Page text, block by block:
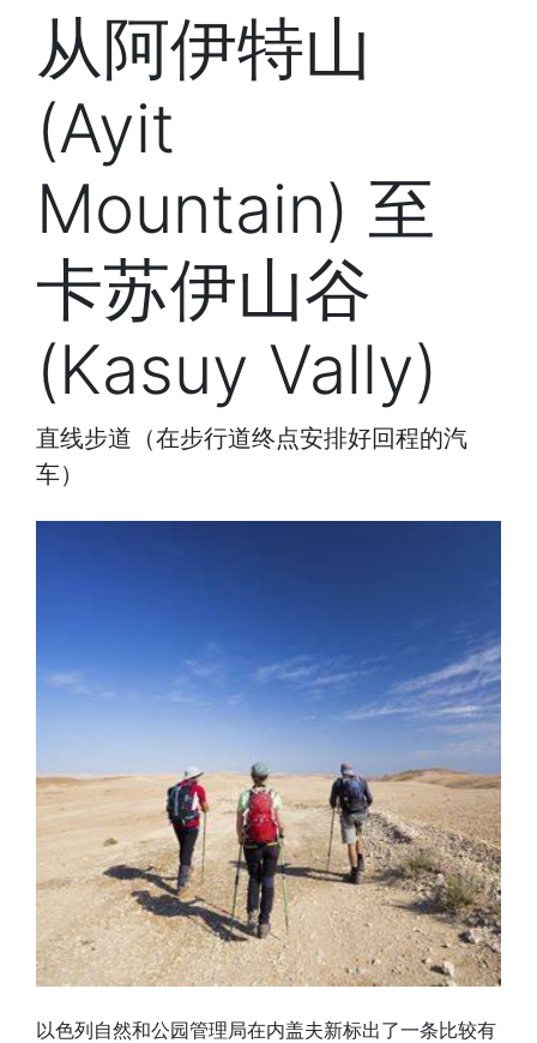
从阿伊特山
(Ayit
Mountain) 至
卡苏伊山谷
(Kasuy Vally)
直线步道（在步行道终点安排好回程的汽
车）
以色列自然和公园管理局在内盖夫新标出了一条比较有